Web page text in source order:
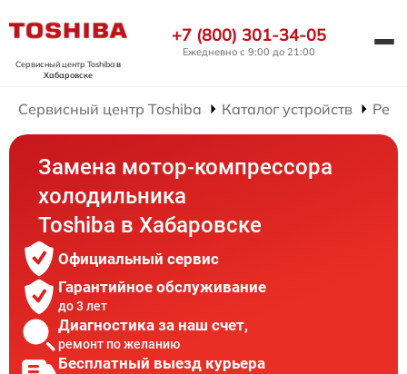
Сервисный центр Toshibaв
Хабаровске
+7 (800) 301-34-05
Ежедневно с 9:00 до 21:00
Сервисный центр Toshiba Каталог устройств
Замена мотор-компрессора
холодильника
Toshiba в Хабаровске
Официальный сервис
Гарантийное обслуживание
до 3 лет
Диагностика за наш счет,
ремонт по желанию
Бесплатный выезд курьера